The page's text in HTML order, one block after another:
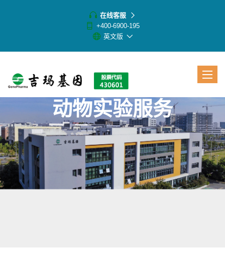
在线客服
+400-6900-195
英文版
Toggle
动物实验服务